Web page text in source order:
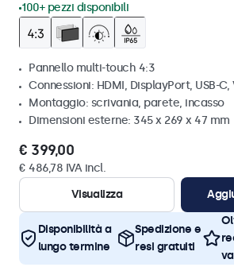
100+ pezzi disponibili
Pannello multi-touch 4:3
Connessioni: HDMI, DisplayPort, USB-C,
Montaggio: scrivania, parete, incasso
Dimensioni esterne: 345 x 269 x 47 mm
€ 399,00
€ 486,78 IVA incl.
Visualizza
Disponibilità a
lungo termine
Spedizione e
resi gratuiti